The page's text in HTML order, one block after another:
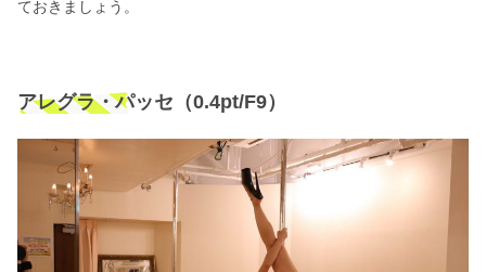
ておきましょう。
アレグラ・パッセ（0.4pt/F9）